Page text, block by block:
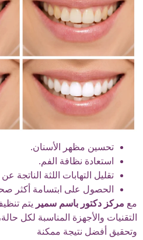
تحسين مظهر الأسنان.
استعادة نظافة الفم.
تقليل التهابات اللثة الناتجة
الحصول على ابتسامة أكثر
مع مركز دكتور باسم سمير يتم
التقنيات والأجهزة المناسبة لكل
وتحقيق أفضل نتيجة ممكنة